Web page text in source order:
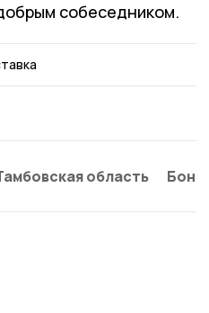
собеседником.
область